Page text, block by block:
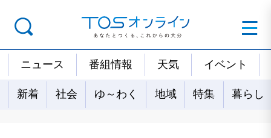
ニュース 番組情報 天気 イベント
新着 社会 ゆ～わく 地域 特集 暮らし